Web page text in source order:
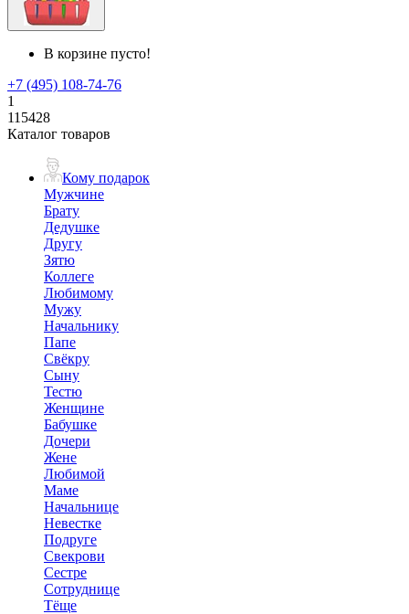
В корзине пусто!
+7 (495) 108-74-76
1
115428
Каталог товаров
Кому подарок
Мужчине
Брату
Дедушке
Другу
Зятю
Коллеге
Любимому
Мужу
Начальнику
Папе
Свёкру
Сыну
Тестю
Женщине
Бабушке
Дочери
Жене
Любимой
Маме
Начальнице
Невестке
Подруге
Свекрови
Сестре
Сотруднице
Тёще